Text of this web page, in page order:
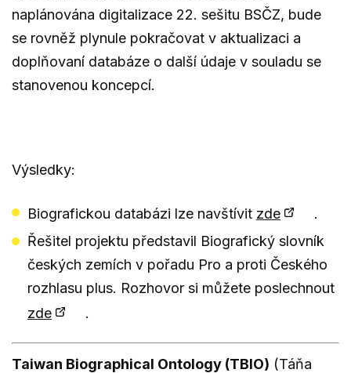
naplánována digitalizace 22. sešitu BSČZ, bude
se rovněž plynule pokračovat v aktualizaci a
doplňovaní databáze o další údaje v souladu se
stanovenou koncepcí.
Výsledky:
Biografickou databázi lze navštívit zde
.
Řešitel projektu představil Biografický slovník
českých zemích v pořadu Pro a proti Českého
rozhlasu plus. Rozhovor si můžete poslechnout
zde
.
Taiwan Biographical Ontology (TBIO) (Táňa